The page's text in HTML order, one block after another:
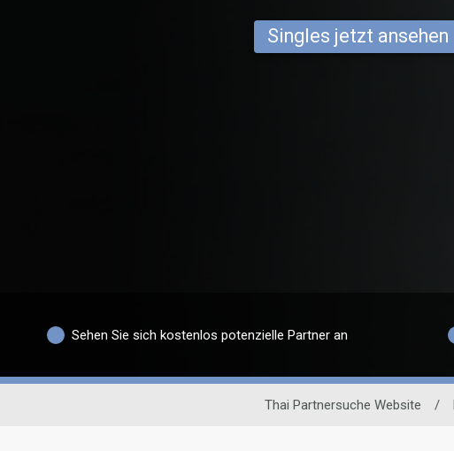
Singles jetzt ansehen
Sehen Sie sich kostenlos potenzielle Partner an
Thai Partnersuche Website /